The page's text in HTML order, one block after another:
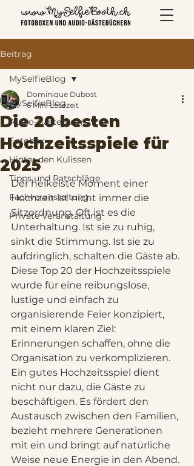
Beitrag
MySelfieBlog
Audio-Gästebuch
Fotobox
Hinter den Kulissen
Tipps und Ratschläge
Fachveranstaltung
Private Veranstaltung
MySelfieBlog
Die 20 besten
Hochzeitsspiele für
2025
Dominique Dubost
6 Min. Lesezeit
Der heikelste Moment einer
Hochzeit ist nicht immer die
Sitzordnung. Oft ist es die
Unterhaltung. Ist sie zu ruhig,
sinkt die Stimmung. Ist sie zu
aufdringlich, schalten die Gäste ab.
Diese Top 20 der Hochzeitsspiele
wurde für eine reibungslose,
lustige und einfach zu
organisierende Feier konzipiert,
mit einem klaren Ziel:
Erinnerungen schaffen, ohne die
Organisation zu verkomplizieren.
Ein gutes Hochzeitsspiel dient
nicht nur dazu, die Gäste zu
beschäftigen. Es fördert den
Austausch zwischen den Familien,
bezieht mehrere Generationen
mit ein und bringt auf natürliche
Weise neue Energie in den Abend.